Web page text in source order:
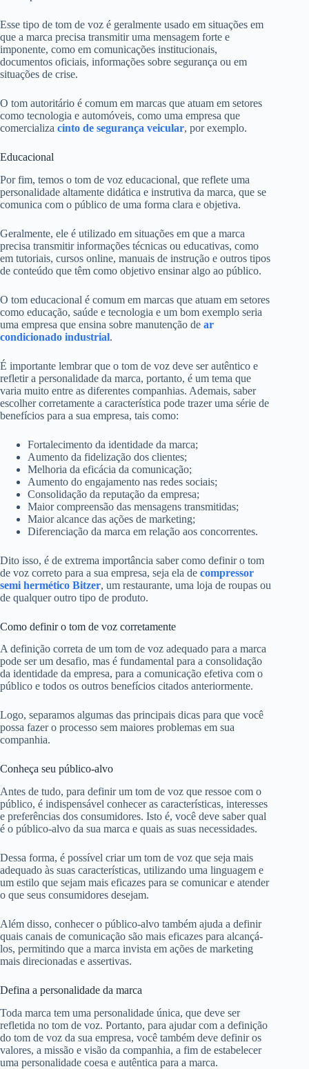
Esse tipo de tom de voz é geralmente usado em situações em
que a marca precisa transmitir uma mensagem forte e
imponente, como em comunicações institucionais,
documentos oficiais, informações sobre segurança ou em
situações de crise.
O tom autoritário é comum em marcas que atuam em setores
como tecnologia e automóveis, como uma empresa que
comercializa cinto de segurança veicular, por exemplo.
Educacional
Por fim, temos o tom de voz educacional, que reflete uma
personalidade altamente didática e instrutiva da marca, que se
comunica com o público de uma forma clara e objetiva.
Geralmente, ele é utilizado em situações em que a marca
precisa transmitir informações técnicas ou educativas, como
em tutoriais, cursos online, manuais de instrução e outros tipos
de conteúdo que têm como objetivo ensinar algo ao público.
O tom educacional é comum em marcas que atuam em setores
como educação, saúde e tecnologia e um bom exemplo seria
uma empresa que ensina sobre manutenção de ar
condicionado industrial.
É importante lembrar que o tom de voz deve ser autêntico e
refletir a personalidade da marca, portanto, é um tema que
varia muito entre as diferentes companhias. Ademais, saber
escolher corretamente a característica pode trazer uma série de
benefícios para a sua empresa, tais como:
Fortalecimento da identidade da marca;
Aumento da fidelização dos clientes;
Melhoria da eficácia da comunicação;
Aumento do engajamento nas redes sociais;
Consolidação da reputação da empresa;
Maior compreensão das mensagens transmitidas;
Maior alcance das ações de marketing;
Diferenciação da marca em relação aos concorrentes.
Dito isso, é de extrema importância saber como definir o tom
de voz correto para a sua empresa, seja ela de compressor
semi hermético Bitzer, um restaurante, uma loja de roupas ou
de qualquer outro tipo de produto.
Como definir o tom de voz corretamente
A definição correta de um tom de voz adequado para a marca
pode ser um desafio, mas é fundamental para a consolidação
da identidade da empresa, para a comunicação efetiva com o
público e todos os outros benefícios citados anteriormente.
Logo, separamos algumas das principais dicas para que você
possa fazer o processo sem maiores problemas em sua
companhia.
Conheça seu público-alvo
Antes de tudo, para definir um tom de voz que ressoe com o
público, é indispensável conhecer as características, interesses
e preferências dos consumidores. Isto é, você deve saber qual
é o público-alvo da sua marca e quais as suas necessidades.
Dessa forma, é possível criar um tom de voz que seja mais
adequado às suas características, utilizando uma linguagem e
um estilo que sejam mais eficazes para se comunicar e atender
o que seus consumidores desejam.
Além disso, conhecer o público-alvo também ajuda a definir
quais canais de comunicação são mais eficazes para alcançá-
los, permitindo que a marca invista em ações de marketing
mais direcionadas e assertivas.
Defina a personalidade da marca
Toda marca tem uma personalidade única, que deve ser
refletida no tom de voz. Portanto, para ajudar com a definição
do tom de voz da sua empresa, você também deve definir os
valores, a missão e visão da companhia, a fim de estabelecer
uma personalidade coesa e autêntica para a marca.